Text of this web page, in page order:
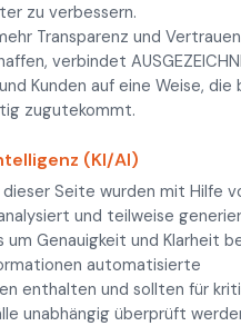
zu verbessern.
Transparenz und
verbindet
Kunden auf eine Weise, die
zugutekommt.
(KI/AI)
Seite wurden mit Hilfe
und teilweise
um Genauigkeit und Klarheit
automatisierte
enthalten und sollten für
unabhängig überprüft